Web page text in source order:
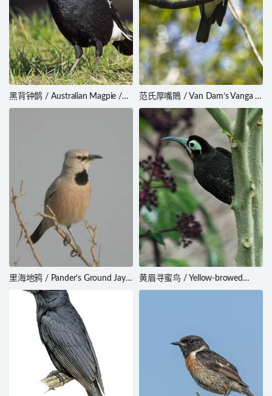
黑背钟鹊 / Australian Magpie /
Gymnorhina tibicen
范氏厚嘴鵙 / Van Dam’s Vanga /
Xenopirostris damii
里海地鸦 / Pander’s Ground Jay /
Podoces panderi
黄眉寻蜜鸟 / Yellow-browed
Melidectes / Melidectes